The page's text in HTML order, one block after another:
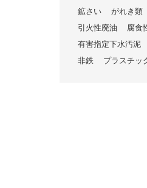
鉱さい
がれき類
引火性廃油
腐食
有害指定下水汚泥
非鉄
プラスチッ